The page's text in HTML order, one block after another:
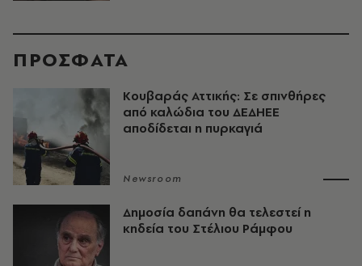
ΠΡΟΣΦΑΤΑ
Κουβαράς Αττικής: Σε σπινθήρες
από καλώδια του ΔΕΔΗΕΕ
αποδίδεται η πυρκαγιά
Newsroom
Δημοσία δαπάνη θα τελεστεί η
κηδεία του Στέλιου Ράμφου